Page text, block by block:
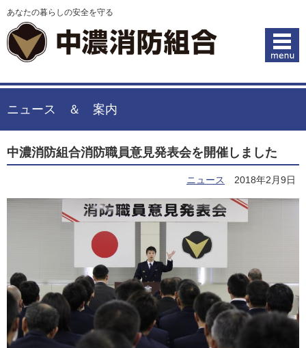
あなたの暮らしの安全を守る
ニュース ＆ 案内
中濃消防組合消防職員意見発表会を開催しました
ニュース 2018年2月9日